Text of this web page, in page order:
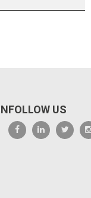
FOLLOW US